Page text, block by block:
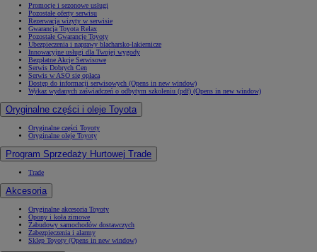
Promocje i sezonowe usługi
Pozostałe oferty serwisu
Rezerwacja wizyty w serwisie
Gwarancja Toyota Relax
Pozostałe Gwarancje Toyoty
Ubezpieczenia i naprawy blacharsko-lakiernicze
Innowacyjne usługi dla Twojej wygody
Bezpłatne Akcje Serwisowe
Serwis Dobrych Cen
Serwis w ASO się opłaca
Dostęp do informacji serwisowych (Opens in new window)
Wykaz wydanych zaświadczeń o odbytym szkoleniu (pdf) (Opens in new window)
Oryginalne części i oleje Toyota
Oryginalne części Toyoty
Oryginalne oleje Toyoty
Program Sprzedaży Hurtowej Trade
Trade
Akcesoria
Oryginalne akcesoria Toyoty
Opony i koła zimowe
Zabudowy samochodów dostawczych
Zabezpieczenia i alarmy
Sklep Toyoty (Opens in new window)